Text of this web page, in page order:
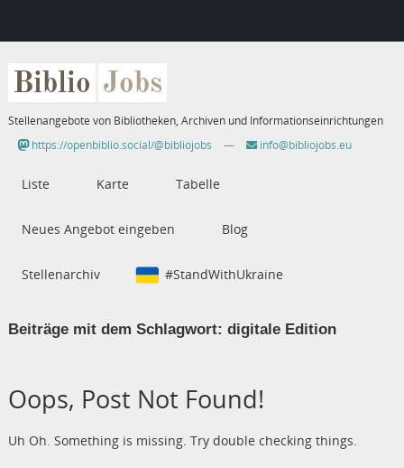
Biblio Jobs
Stellenangebote von Bibliotheken, Archiven und Informationseinrichtungen
https://openbiblio.social/@bibliojobs
— info@bibliojobs.eu
Liste Karte Tabelle
Neues Angebot eingeben Blog
Stellenarchiv #StandWithUkraine
Beiträge mit dem Schlagwort: digitale Edition
Oops, Post Not Found!
Uh Oh. Something is missing. Try double checking things.